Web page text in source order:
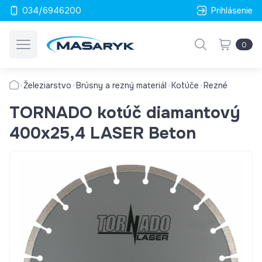
034/6946200 Prihlásenie
0
Železiarstvo Brúsny a rezný materiál Kotúče Rezné
TORNADO kotúč diamantový
400x25,4 LASER Beton